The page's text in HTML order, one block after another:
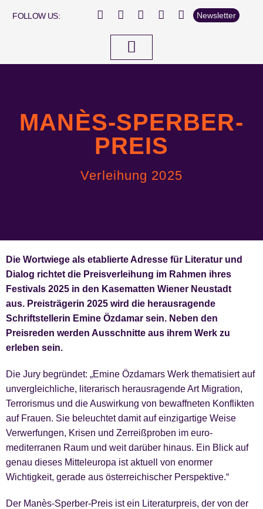
FOLLOW US: Newsletter
MANÈS-SPERBER-
PREIS
Verleihung 2025
Die Wortwiege als etablierte Adresse für Literatur und
Dialog richtet die Preisverleihung im Rahmen ihres
Festivals 2025 in den Kasematten Wiener Neustadt
aus. Preisträgerin 2025 wird die herausragende
Schriftstellerin Emine Özdamar sein. Neben den
Preisreden werden Ausschnitte aus ihrem Werk zu
erleben sein.
Die Jury begründet: „Emine Özdamars Werk thematisiert auf
unvergleichliche, literarisch herausragende Art Migration,
Terrorismus und die Auswirkung von bewaffneten Konflikten
auf Frauen. Sie beleuchtet damit auf einzigartige Weise
Verwerfungen, Krisen und Zerreißproben im euro-
mediterranen Raum und weit darüber hinaus. Ein Blick auf
genau dieses Mitteleuropa ist aktuell von enormer
Wichtigkeit, gerade aus österreichischer Perspektive.“
Der Manès-Sperber-Preis ist ein Literaturpreis, der von der